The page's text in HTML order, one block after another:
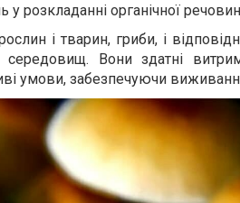
у розкладанні органічної
і тварин, гриби, і
середовищ. Вони здатні
умови, забезпечуючи